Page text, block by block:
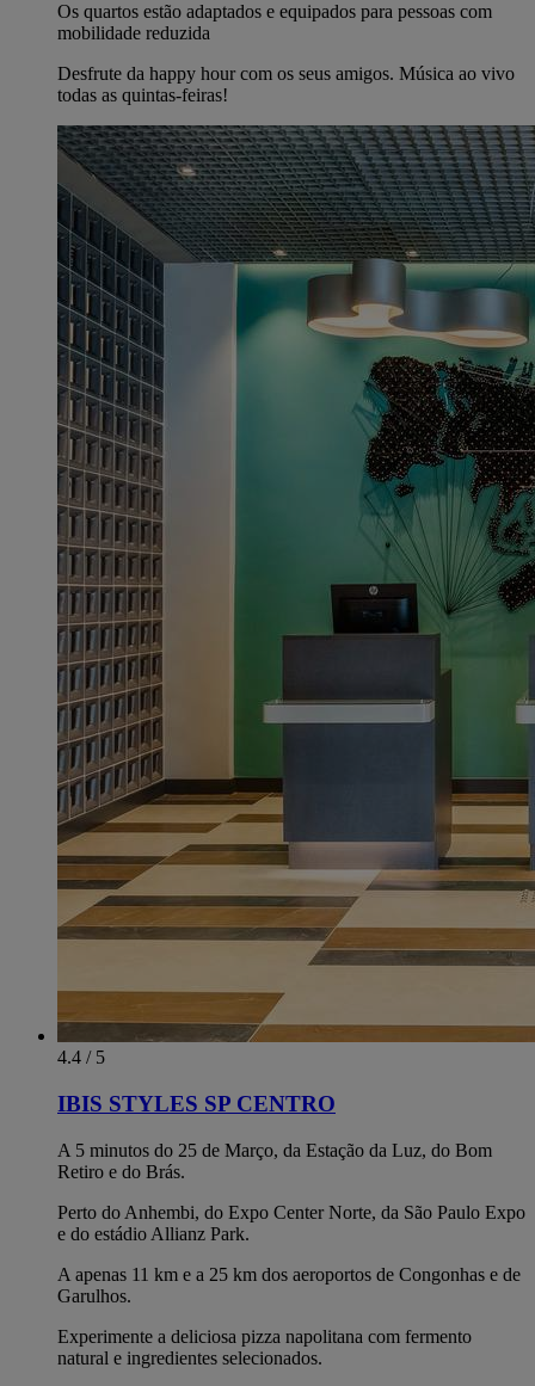
Os quartos estão adaptados e equipados para pessoas com
mobilidade reduzida
Desfrute da happy hour com os seus amigos. Música ao vivo
todas as quintas-feiras!
4.4 / 5
IBIS STYLES SP CENTRO
A 5 minutos do 25 de Março, da Estação da Luz, do Bom
Retiro e do Brás.
Perto do Anhembi, do Expo Center Norte, da São Paulo Expo
e do estádio Allianz Park.
A apenas 11 km e a 25 km dos aeroportos de Congonhas e de
Garulhos.
Experimente a deliciosa pizza napolitana com fermento
natural e ingredientes selecionados.